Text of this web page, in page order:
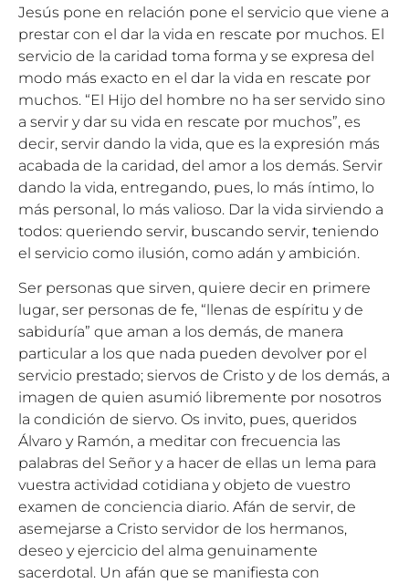
Jesús pone en relación pone el servicio que viene a
prestar con el dar la vida en rescate por muchos. El
servicio de la caridad toma forma y se expresa del
modo más exacto en el dar la vida en rescate por
muchos. “El Hijo del hombre no ha ser servido sino
a servir y dar su vida en rescate por muchos”, es
decir, servir dando la vida, que es la expresión más
acabada de la caridad, del amor a los demás. Servir
dando la vida, entregando, pues, lo más íntimo, lo
más personal, lo más valioso. Dar la vida sirviendo a
todos: queriendo servir, buscando servir, teniendo
el servicio como ilusión, como adán y ambición.
Ser personas que sirven, quiere decir en primere
lugar, ser personas de fe, “llenas de espíritu y de
sabiduría” que aman a los demás, de manera
particular a los que nada pueden devolver por el
servicio prestado; siervos de Cristo y de los demás, a
imagen de quien asumió libremente por nosotros
la condición de siervo. Os invito, pues, queridos
Álvaro y Ramón, a meditar con frecuencia las
palabras del Señor y a hacer de ellas un lema para
vuestra actividad cotidiana y objeto de vuestro
examen de conciencia diario. Afán de servir, de
asemejarse a Cristo servidor de los hermanos,
deseo y ejercicio del alma genuinamente
sacerdotal. Un afán que se manifiesta con